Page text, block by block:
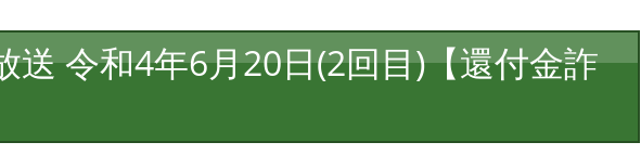
送 令和4年6月20日(2回目)【還付金詐